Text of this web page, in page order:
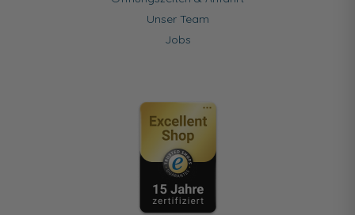
Unser Team
Jobs